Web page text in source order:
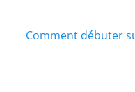
Article
Comment débuter